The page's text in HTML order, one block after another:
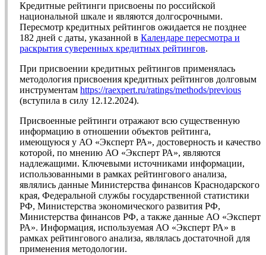
Кредитные рейтинги присвоены по российской
национальной шкале и являются долгосрочными.
Пересмотр кредитных рейтингов ожидается не позднее
182 дней с даты, указанной в Календаре пересмотра и
раскрытия суверенных кредитных рейтингов.
При присвоении кредитных рейтингов применялась
методология присвоения кредитных рейтингов долговым
инструментам https://raexpert.ru/ratings/methods/previous
(вступила в силу 12.12.2024).
Присвоенные рейтинги отражают всю существенную
информацию в отношении объектов рейтинга,
имеющуюся у АО «Эксперт РА», достоверность и качество
которой, по мнению АО «Эксперт РА», являются
надлежащими. Ключевыми источниками информации,
использованными в рамках рейтингового анализа,
являлись данные Министерства финансов Краснодарского
края, Федеральной службы государственной статистики
РФ, Министерства экономического развития РФ,
Министерства финансов РФ, а также данные АО «Эксперт
РА». Информация, используемая АО «Эксперт РА» в
рамках рейтингового анализа, являлась достаточной для
применения методологии.